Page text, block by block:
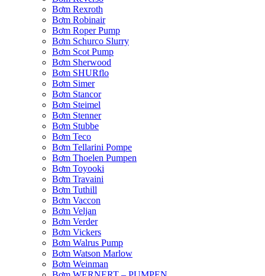
Bơm Rexroth
Bơm Robinair
Bơm Roper Pump
Bơm Schurco Slurry
Bơm Scot Pump
Bơm Sherwood
Bơm SHURflo
Bơm Simer
Bơm Stancor
Bơm Steimel
Bơm Stenner
Bơm Stubbe
Bơm Teco
Bơm Tellarini Pompe
Bơm Thoelen Pumpen
Bơm Toyooki
Bơm Travaini
Bơm Tuthill
Bơm Vaccon
Bơm Veljan
Bơm Verder
Bơm Vickers
Bơm Walrus Pump
Bơm Watson Marlow
Bơm Weinman